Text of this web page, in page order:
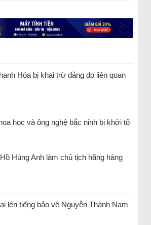
Hóa bị khai trừ đảng do liên quan
học và ông nghệ bắc ninh bị khởi tố
Hùng Anh làm chủ tịch hãng hàng
lên tiếng bảo vệ Nguyễn Thành Nam